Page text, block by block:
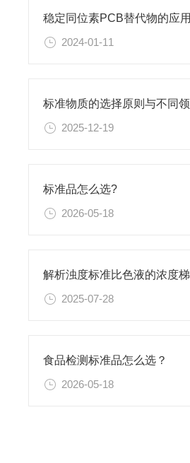
稳定同位素PCB替代物的应用
2024-01-11
2025-12-19
标准品怎么选?
2026-05-18
2025-07-28
食品检测标准品怎么选？
2026-05-18